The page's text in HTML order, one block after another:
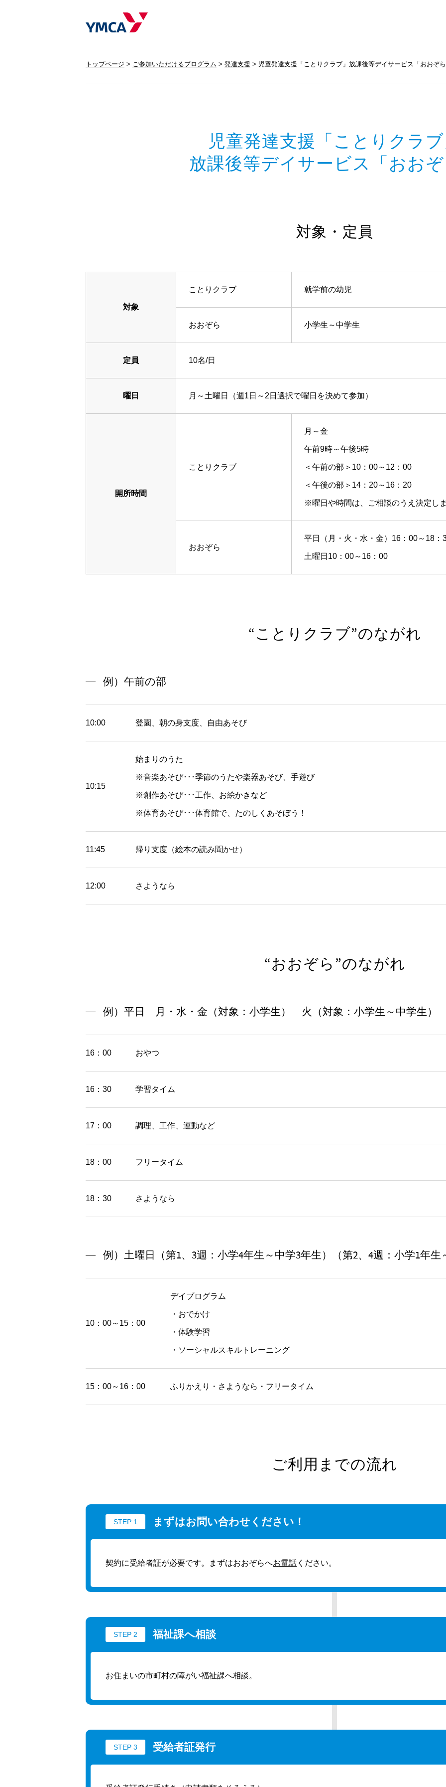
トップページ ご参加いただけるプログラム 発達支援 児童発達支援「ことりクラブ」放課後等デイサービス「おおぞら
児童発達支援「ことりクラブ
放課後等デイサービス「おおぞ
対象・定員
対象
ことりクラブ 就学前の幼児
おおぞら 小学生～中学生
定員 10名/日
曜日 月～土曜日（週1日～2日選択で曜日を決めて参加）
開所時間
ことりクラブ
月～金
午前9時～午後5時
＜午前の部＞10：00～12：00
＜午後の部＞14：20～16：20
※曜日や時間は、ご相談のうえ決定しま
おおぞら
平日（月・火・水・金）16：00～18：
土曜日10：00～16：00
“ことりクラブ”のながれ
例）午前の部
10:00 登園、朝の身支度、自由あそび
10:15
始まりのうた
※音楽あそび･･･季節のうたや楽器あそび、手遊び
※創作あそび･･･工作、お絵かきなど
※体育あそび･･･体育館で、たのしくあそぼう！
11:45 帰り支度（絵本の読み聞かせ）
12:00 さようなら
“おおぞら”のながれ
例）平日 月・水・金（対象：小学生） 火（対象：小学生～中学生）
16：00 おやつ
16：30 学習タイム
17：00 調理、工作、運動など
18：00 フリータイム
18：30 さようなら
例）土曜日（第1、3週：小学4年生～中学3年生）（第2、4週：小学1年生
10：00～15：00
デイプログラム
・おでかけ
・体験学習
・ソーシャルスキルトレーニング
15：00～16：00 ふりかえり・さようなら・フリータイム
ご利用までの流れ
STEP 1 まずはお問い合わせください！
契約に受給者証が必要です。まずはおおぞらへお電話 ください。
STEP 2 福祉課へ相談
お住まいの市町村の障がい福祉課へ相談。
STEP 3 受給者証発行